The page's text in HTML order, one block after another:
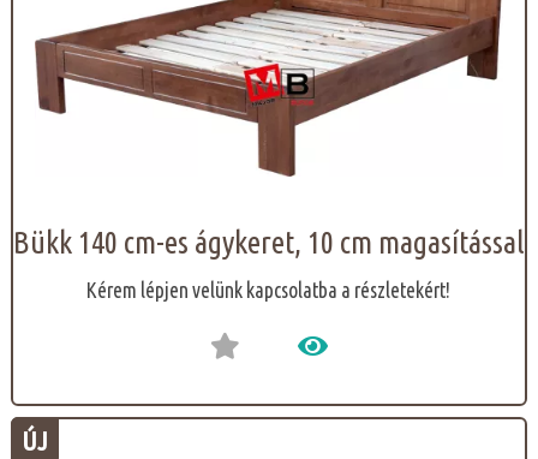
Bükk 140 cm-es ágykeret, 10 cm magasítással
Kérem lépjen velünk kapcsolatba a részletekért!
ÚJ